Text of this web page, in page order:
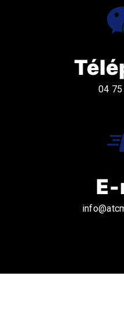
04